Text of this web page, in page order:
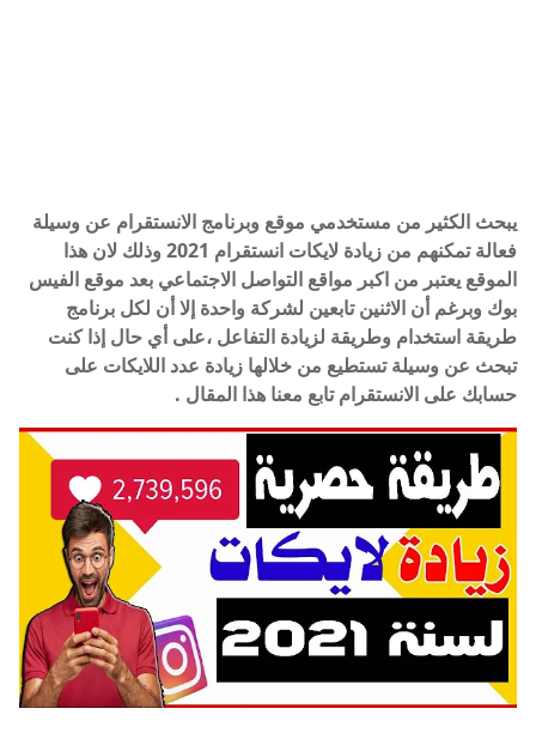
يبحث الكثير من مستخدمي موقع وبرنامج الانستقرام عن وسيلة
فعالة تمكنهم من زيادة لايكات انستقرام 2021 وذلك لان هذا
الموقع يعتبر من اكبر مواقع التواصل الاجتماعي بعد موقع الفيس
بوك وبرغم أن الاثنين تابعين لشركة واحدة إلا أن لكل برنامج
طريقة استخدام وطريقة لزيادة التفاعل ،على أي حال إذا كنت
تبحث عن وسيلة تستطيع من خلالها زيادة عدد اللايكات على
حسابك على الانستقرام تابع معنا هذا المقال .